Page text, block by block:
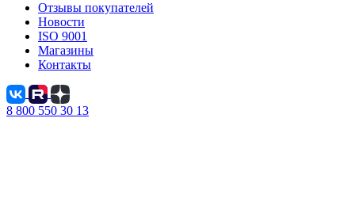
Отзывы покупателей
Новости
ISO 9001
Магазины
Контакты
8 800 550 30 13